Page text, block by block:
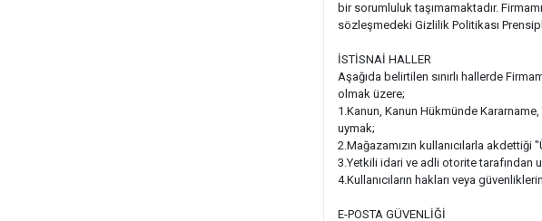
bir sorumluluk taşımamaktadır.
sözleşmedeki Gizlilik Politikası
İSTİSNAİ HALLER
Aşağıda belirtilen sınırlı hallerde
olmak üzere;
1.Kanun, Kanun Hükmünde
uymak;
2.Mağazamızın kullanıcılarla
3.Yetkili idari ve adli otorite tarafından
4.Kullanıcıların hakları veya
E-POSTA GÜVENLİĞİ